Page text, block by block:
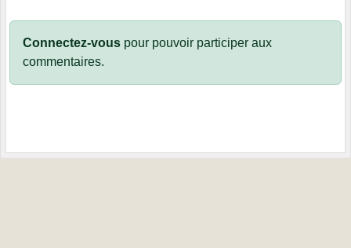
Connectez-vous pour pouvoir participer aux
commentaires.